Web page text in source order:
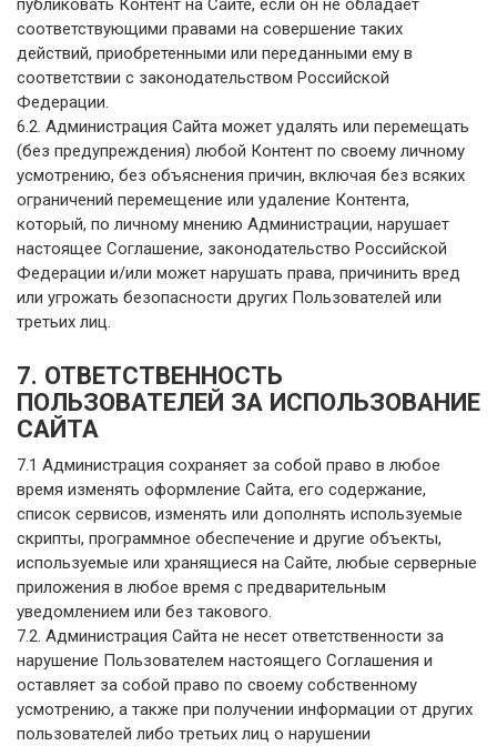
публиковать Контент на Сайте, если он не обладает
соответствующими правами на совершение таких
действий, приобретенными или переданными ему в
соответствии с законодательством Российской
Федерации.
6.2. Администрация Сайта может удалять или перемещать
(без предупреждения) любой Контент по своему личному
усмотрению, без объяснения причин, включая без всяких
ограничений перемещение или удаление Контента,
который, по личному мнению Администрации, нарушает
настоящее Соглашение, законодательство Российской
Федерации и/или может нарушать права, причинить вред
или угрожать безопасности других Пользователей или
третьих лиц.
7. ОТВЕТСТВЕННОСТЬ
ПОЛЬЗОВАТЕЛЕЙ ЗА ИСПОЛЬЗОВАНИЕ
САЙТА
7.1 Администрация сохраняет за собой право в любое
время изменять оформление Сайта, его содержание,
список сервисов, изменять или дополнять используемые
скрипты, программное обеспечение и другие объекты,
используемые или хранящиеся на Сайте, любые серверные
приложения в любое время с предварительным
уведомлением или без такового.
7.2. Администрация Сайта не несет ответственности за
нарушение Пользователем настоящего Соглашения и
оставляет за собой право по своему собственному
усмотрению, а также при получении информации от других
пользователей либо третьих лиц о нарушении